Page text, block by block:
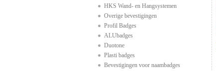
HKS Wand- en Hangsystemen
Overige bevestigingen
Profil Badges
ALUbadges
Duotone
Plasti badges
Bevestigingen voor naambadges